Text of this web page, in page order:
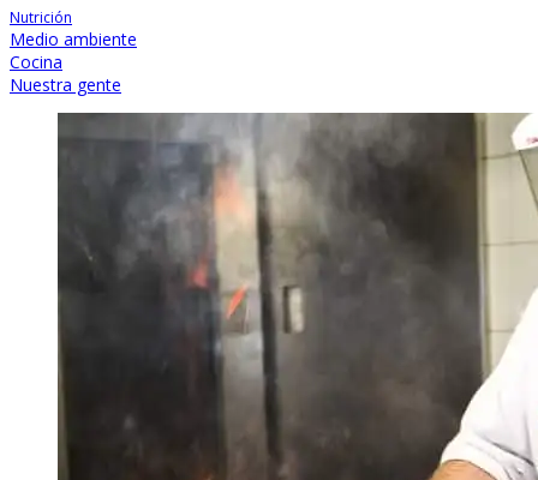
Nutrición
Medio ambiente
Cocina
Nuestra gente